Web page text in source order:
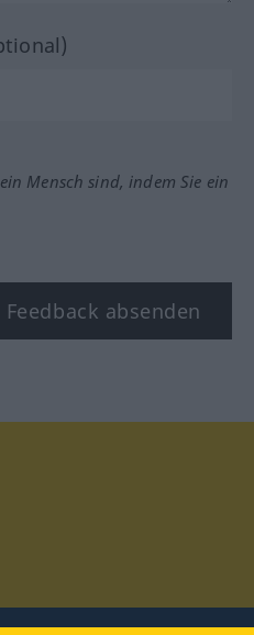
Mensch sind, indem Sie ein
Feedback absenden